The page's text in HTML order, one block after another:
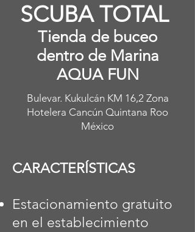
SCUBA TOTAL
Tienda de buceo
dentro de Marina
AQUA FUN
Bulevar. Kukulcán KM 16,2 Zona
Hotelera Cancún Quintana Roo
México
CARACTERÍSTICAS
Estacionamiento gratuito
en el establecimiento